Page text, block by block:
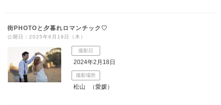
街PHOTOと夕暮れロマンチック♡
公開日：2025年6月19日（木）
撮影日
2024年2月18日
撮影場所
松山 （愛媛）